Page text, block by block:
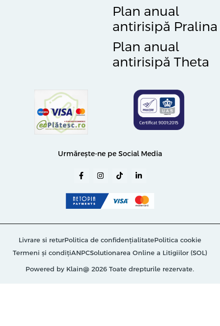
Plan anual
antirisipă Pralina
Plan anual
antirisipă Theta
Urmărește-ne pe Social Media
Powered by Klain@ 2026 Toate drepturile rezervate.
Livrare si returPolitica de confidențialitatePolitica cookie
Termeni și condițiANPCSolutionarea Online a Litigiilor (SOL)